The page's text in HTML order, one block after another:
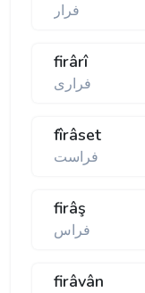
فرار
firârî
فراری
fîrâset
فراست
firâş
فراس
firâvân